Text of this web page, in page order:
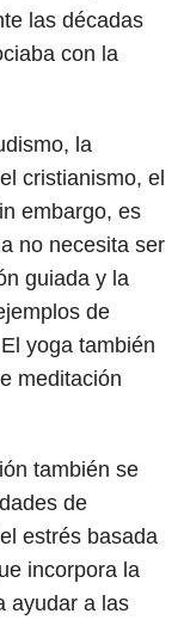
las décadas
con la
la
cristianismo, el
embargo, es
no necesita ser
guiada y la
de
yoga también
meditación
también se
de
estrés basada
incorpora la
ayudar a las